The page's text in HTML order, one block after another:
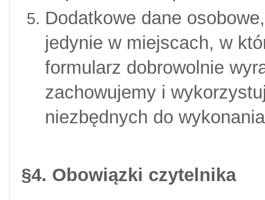
Dodatkowe dane
jedynie w miejscach, w
formularz dobrowolnie
zachowujemy i
niezbędnych do
§4. Obowiązki czytelnika